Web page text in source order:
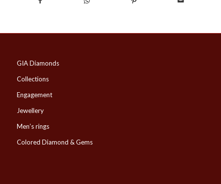
GIA Diamonds
Collections
Engagement
Jewellery
Men’s rings
Colored Diamond & Gems